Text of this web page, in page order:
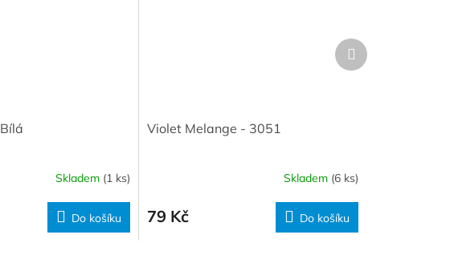
Skladem (1 ks)
Do košíku
Violet Melange - 3051
Skladem (6 ks)
79 Kč Do košíku
Další
produkt